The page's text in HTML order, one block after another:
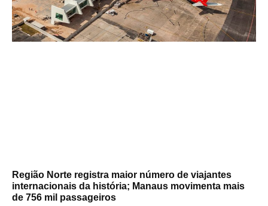
Região Norte registra maior número de viajantes
internacionais da história; Manaus movimenta mais
de 756 mil passageiros